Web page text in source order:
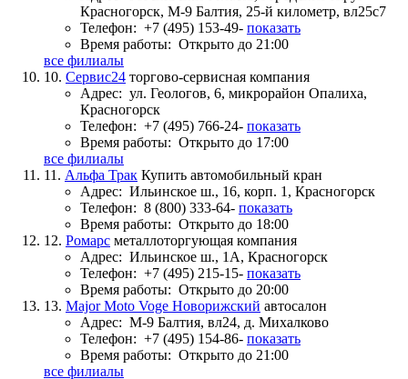
Красногорск, М-9 Балтия, 25-й километр, вл25с7
Телефон: +7 (495) 153-49- показать
Время работы: Открыто до 21:00
все филиалы
10. Сервис24 торгово-сервисная компания
Адрес: ул. Геологов, 6, микрорайон Опалиха,
Красногорск
Телефон: +7 (495) 766-24- показать
Время работы: Открыто до 17:00
все филиалы
11. Альфа Трак Купить автомобильный кран
Адрес: Ильинское ш., 16, корп. 1, Красногорск
Телефон: 8 (800) 333-64- показать
Время работы: Открыто до 18:00
12. Ромарс металлоторгующая компания
Адрес: Ильинское ш., 1А, Красногорск
Телефон: +7 (495) 215-15- показать
Время работы: Открыто до 20:00
13. Major Moto Voge Новорижский автосалон
Адрес: М-9 Балтия, вл24, д. Михалково
Телефон: +7 (495) 154-86- показать
Время работы: Открыто до 21:00
все филиалы